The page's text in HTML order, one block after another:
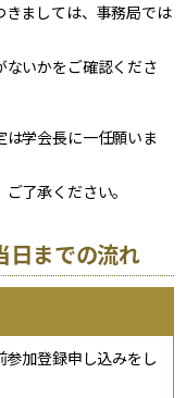
ましては、事務局では
いかをご確認くださ
学会長に一任願いま
了承ください。
日までの流れ
加登録申し込みをし